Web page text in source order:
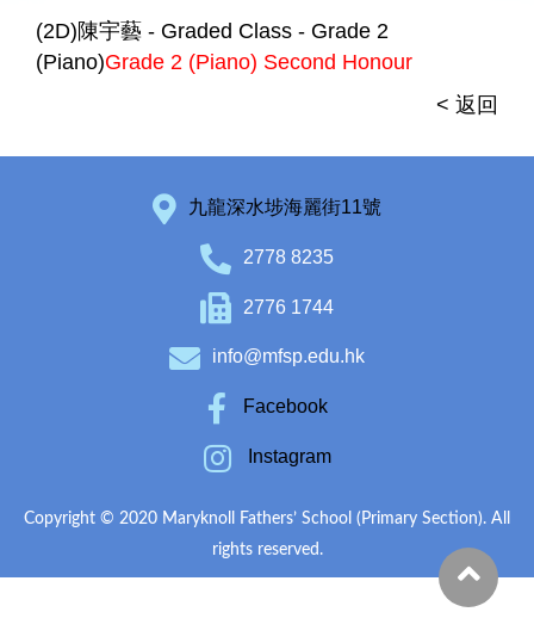
(2D)陳宇藝 - Graded Class - Grade 2
(Piano)Grade 2 (Piano) Second Honour
< 返回
九龍深水埗海麗街11號
2778 8235
2776 1744
info@mfsp.edu.hk
Facebook
Instagram
Copyright © 2020 Maryknoll Fathers’ School (Primary Section). All
rights reserved.